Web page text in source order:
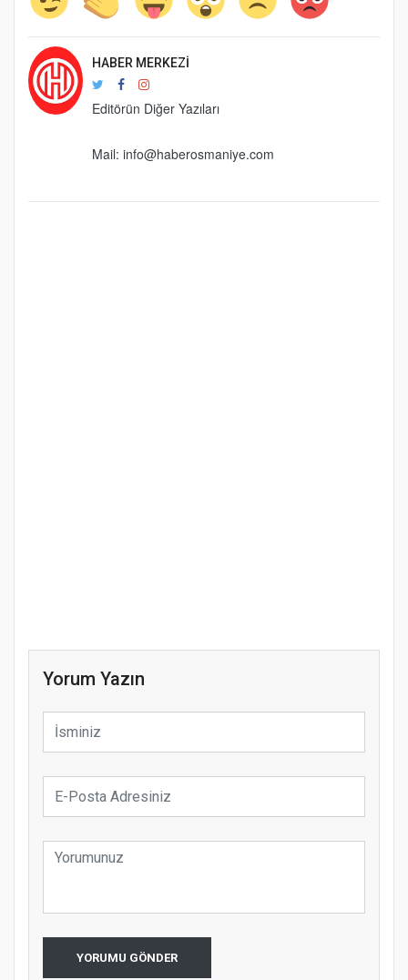
HABER MERKEZI
Editörün Diğer Yazıları
Mail: info@haberosmaniye.com
Yorum Yazın
YORUMU GÖNDER